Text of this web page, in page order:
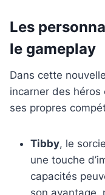
Les
le gameplay
Dans cette
incarner des
ses propres
Tibby, le
une touche
capacités
son avantage,